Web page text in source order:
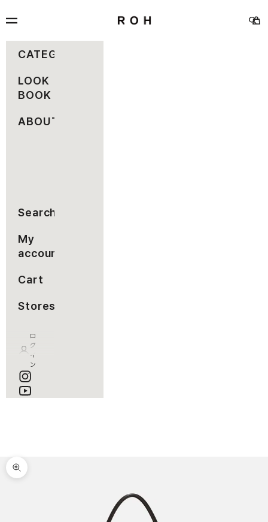
メニュー
検索
カー
CATEGORY
LOOK
BOOK
ABOUT
Search
My
account
Cart
Stores
ロ
グ
イ
ン
ズームイン